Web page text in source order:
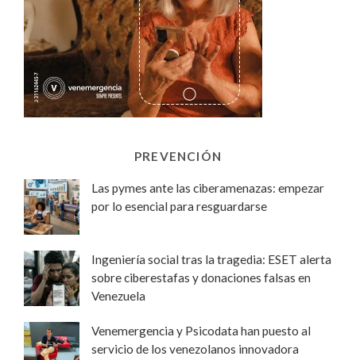
PREVENCIÓN
Las pymes ante las ciberamenazas: empezar
por lo esencial para resguardarse
Ingeniería social tras la tragedia: ESET alerta
sobre ciberestafas y donaciones falsas en
Venezuela
Venemergencia y Psicodata han puesto al
servicio de los venezolanos innovadora